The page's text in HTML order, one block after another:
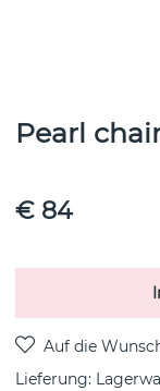
Pearl
€ 84
Lieferung: